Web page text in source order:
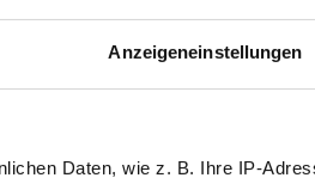
Anzeigeneinstellungen
Daten, wie z. B. Ihre IP-
verbessern wird. Ab dem
voll
steigende Margen